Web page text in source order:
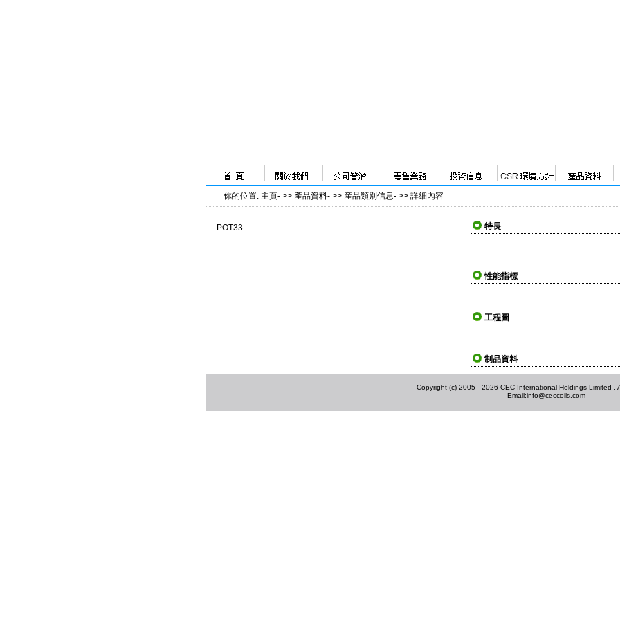
你的位置: 主頁- >> 產品資料- >> 産品類別信息- >> 詳細內容
POT33 特長
性能指標
工程圖
制品資料
Copyright (c) 2005 - 2026 CEC International Holdings Limited .
Email:info@ceccoils.com